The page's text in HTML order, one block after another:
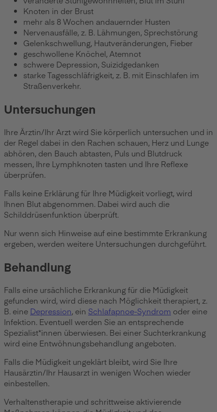
Knoten in der Brust
mehr als 8 Wochen andauernder Husten
Nervenausfälle, z. B. Lähmungen, Sprechstörung
Gelenkschwellung, Hautveränderungen, Fieber
geschwollene Knöchel, Atemnot
schwere Depression, Suizidgedanken
starke Tagesschläfrigkeit, z. B. mit Einschlafen im
Straßenverkehr.
Untersuchungen
Ihre Ärztin/Ihr Arzt wird Sie körperlich untersuchen und in
der Regel dabei in den Rachen schauen, Herz und Lunge
abhören, den Bauch abtasten, Puls und Blutdruck
messen, Ihre Lymphknoten tasten und Ihre Reflexe
überprüfen.
Falls keine Erklärung für Ihre Müdigkeit vorliegt, wird
Ihnen Blut abgenommen. Dabei wird auch die
Schilddrüsenfunktion überprüft.
Nur wenn sich Hinweise auf eine bestimmte Erkrankung
ergeben, werden weitere Untersuchungen durchgeführt.
Behandlung
Falls eine ursächliche Erkrankung für die Müdigkeit
gefunden wird, wird diese nach Möglichkeit therapiert, z.
B. eine Depression, ein Schlafapnoe-Syndrom oder eine
Infektion. Eventuell werden Sie an entsprechende
Spezialist*innen überwiesen. Bei einer Suchterkrankung
wird eine Entwöhnungsbehandlung angeboten.
Falls die Müdigkeit ungeklärt bleibt, wird Sie Ihre
Hausärztin/Ihr Hausarzt in wenigen Wochen wieder
einbestellen.
Verhaltenstherapie und schrittweise aktivierende